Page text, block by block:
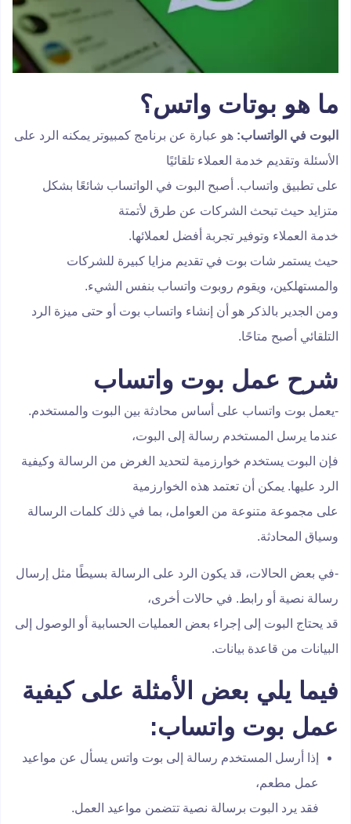
ما هو بوتات واتس؟
البوت في الواتساب: هو عبارة عن برنامج كمبيوتر يمكنه الرد على
الأسئلة وتقديم خدمة العملاء تلقائيًا
على تطبيق واتساب. أصبح البوت في الواتساب شائعًا بشكل
متزايد حيث تبحث الشركات عن طرق لأتمتة
خدمة العملاء وتوفير تجربة أفضل لعملائها.
حيث يستمر شات بوت في تقديم مزايا كبيرة للشركات
والمستهلكين، ويقوم روبوت واتساب بنفس الشيء.
ومن الجدير بالذكر هو أن إنشاء واتساب بوت أو حتى ميزة الرد
التلقائي أصبح متاحًا.
شرح عمل بوت واتساب
-يعمل بوت واتساب على أساس محادثة بين البوت والمستخدم.
عندما يرسل المستخدم رسالة إلى البوت،
فإن البوت يستخدم خوارزمية لتحديد الغرض من الرسالة وكيفية
الرد عليها. يمكن أن تعتمد هذه الخوارزمية
على مجموعة متنوعة من العوامل، بما في ذلك كلمات الرسالة
وسياق المحادثة.
-في بعض الحالات، قد يكون الرد على الرسالة بسيطًا مثل إرسال
رسالة نصية أو رابط. في حالات أخرى،
قد يحتاج البوت إلى إجراء بعض العمليات الحسابية أو الوصول إلى
البيانات من قاعدة بيانات.
فيما يلي بعض الأمثلة على كيفية
عمل بوت واتساب:
إذا أرسل المستخدم رسالة إلى بوت واتس يسأل عن مواعيد
عمل مطعم،
فقد يرد البوت برسالة نصية تتضمن مواعيد العمل.